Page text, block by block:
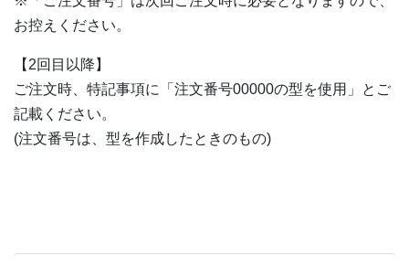
お控えください。
【2回目以降】
ご注文時、特記事項に「注文番号00000の型を使用」とご
記載ください。
(注文番号は、型を作成したときのもの)